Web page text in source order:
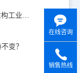
变？
在线咨询
销售热线